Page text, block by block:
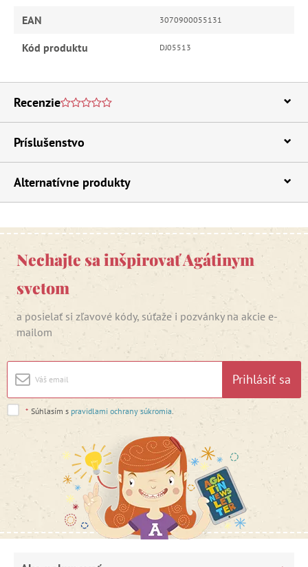
EAN 3070900055131
Kód produktu DJ05513
Recenzie
Príslušenstvo
Alternatívne produkty
Nechajte sa inšpirovať Agátinym
svetom
a posielať si zľavové kódy, súťaže i pozvánky na akcie e-
mailom
Prihlásiť sa
* Súhlasím s pravidlami ochrany súkromia